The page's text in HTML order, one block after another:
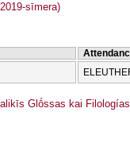
sīmera)
Glṓssas kai